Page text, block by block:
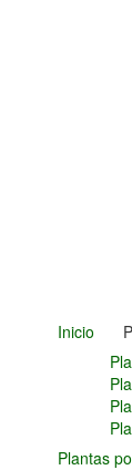
Cactus
Inicio
Plantas